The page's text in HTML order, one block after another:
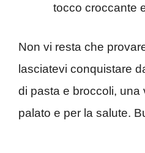
tocco croccante
Non vi resta che
lasciatevi conquistare
di pasta e broccoli, una
palato e per la salute.